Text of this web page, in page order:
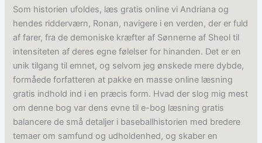
Som historien ufoldes, læs gratis online vi Andriana og
hendes ridderværn, Ronan, navigere i en verden, der er fuld
af farer, fra de demoniske kræfter af Sønnerne af Sheol til
intensiteten af deres egne følelser for hinanden. Det er en
unik tilgang til emnet, og selvom jeg ønskede mere dybde,
formåede forfatteren at pakke en masse online læsning
gratis indhold ind i en præcis form. Hvad der slog mig mest
om denne bog var dens evne til e-bog læsning gratis
balancere de små detaljer i baseballhistorien med bredere
temaer om samfund og udholdenhed, og skaber en